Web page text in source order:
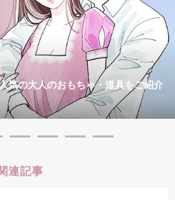
気の大人のおもちゃ・道具をご紹介
連記事